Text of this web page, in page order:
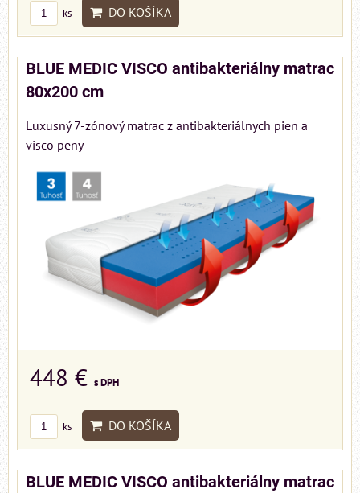
ks DO KOŠÍKA
BLUE MEDIC VISCO antibakteriálny matrac
80x200 cm
Luxusný 7-zónový matrac z antibakteriálnych pien a
visco peny
448 € s DPH
ks DO KOŠÍKA
BLUE MEDIC VISCO antibakteriálny matrac